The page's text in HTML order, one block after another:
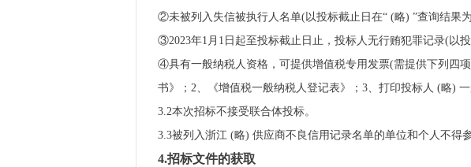
②未被列入失信被执行人名单(以投标截止日在“ (略) ”查询结果为
③2023年1月1日起至投标截止日止，投标人无行贿犯罪记录(以
④具有一般纳税人资格，可提供增值税专用发票(需提供下列四
书》；2、《增值税一般纳税人登记表》；3、打印投标人 (略)
3.2本次招标不接受联合体投标。
3.3被列入浙江 (略) 供应商不良信用记录名单的单位和个人不得
4.招标文件的获取